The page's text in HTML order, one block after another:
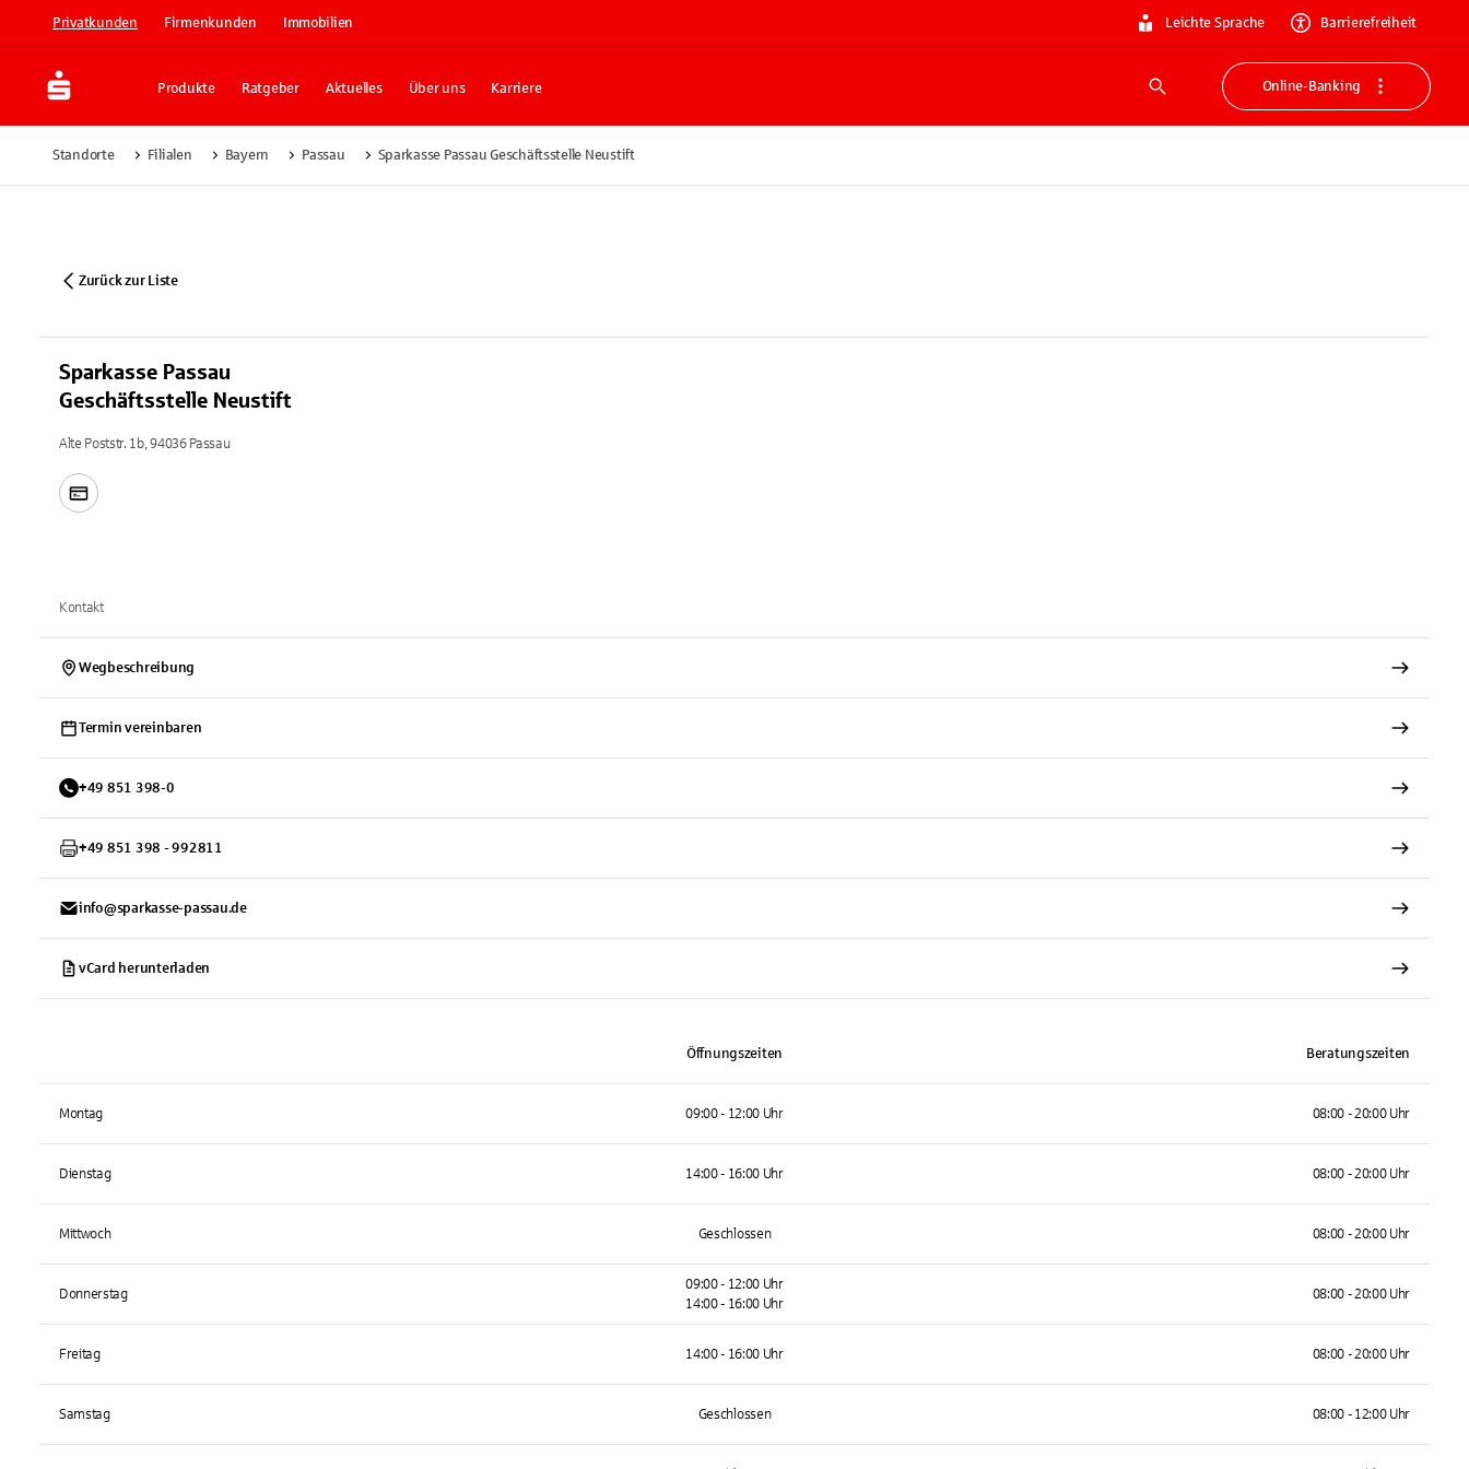
Privatkunden Firmenkunden Immobilien Leichte Sprache Barrierefreiheit
Produkte Ratgeber Aktuelles Über uns Karriere
Suche
Online-Banking
Standorte Filialen Bayern Passau Sparkasse Passau Geschäftsstelle Neustift
Zurück zur Liste
Sparkasse Passau
Geschäftsstelle Neustift
Alte Poststr. 1b, 94036 Passau
Kontakt
Wegbeschreibung
Termin vereinbaren
+49 851 398-0
+49 851 398 - 992811
info@sparkasse-passau.de
vCard herunterladen
Öffnungszeiten Beratungszeiten
Montag 09:00 - 12:00 Uhr 08:00 - 20:00 Uhr
Dienstag 14:00 - 16:00 Uhr 08:00 - 20:00 Uhr
Mittwoch Geschlossen 08:00 - 20:00 Uhr
Donnerstag
09:00 - 12:00 Uhr
14:00 - 16:00 Uhr
08:00 - 20:00 Uhr
Freitag 14:00 - 16:00 Uhr 08:00 - 20:00 Uhr
Samstag Geschlossen 08:00 - 12:00 Uhr